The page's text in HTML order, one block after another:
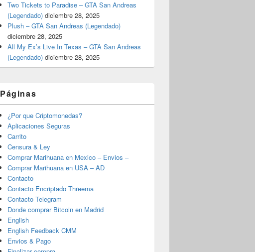
Two Tickets to Paradise – GTA San Andreas
(Legendado) diciembre 28, 2025
Plush – GTA San Andreas (Legendado)
diciembre 28, 2025
All My Ex’s Live In Texas – GTA San Andreas
(Legendado) diciembre 28, 2025
Páginas
¿Por que Criptomonedas?
Aplicaciones Seguras
Carrito
Censura & Ley
Comprar Marihuana en Mexico – Envios –
Comprar Marihuana en USA – AD
Contacto
Contacto Encriptado Threema
Contacto Telegram
Donde comprar Bitcoin en Madrid
English
English Feedback CMM
Envios & Pago